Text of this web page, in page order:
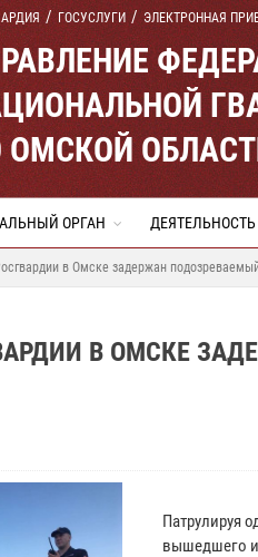
ГОСУСЛУГИ ЭЛЕКТРОННАЯ
ОМСКОЙ
ОРГАН ДЕЯТЕЛЬНОСТЬ
в Омске задержан
В ОМСКЕ
Патрулируя
вышедшего